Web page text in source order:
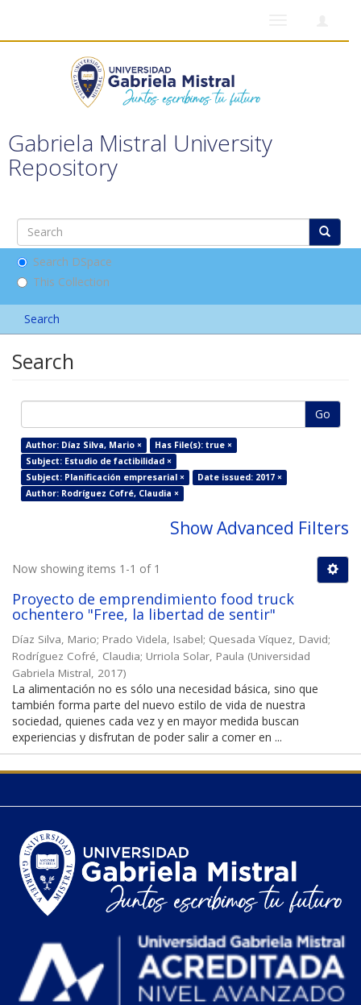
Gabriela Mistral University
Repository
Search DSpace
This Collection
Search
Search
Go
Author: Díaz Silva, Mario ×
Has File(s): true ×
Subject: Estudio de factibilidad ×
Subject: Planificación empresarial ×
Date issued: 2017 ×
Author: Rodríguez Cofré, Claudia ×
Show Advanced Filters
Now showing items 1-1 of 1
Proyecto de emprendimiento food truck
ochentero "Free, la libertad de sentir"
Díaz Silva, Mario; Prado Videla, Isabel; Quesada Víquez, David;
Rodríguez Cofré, Claudia; Urriola Solar, Paula (Universidad
Gabriela Mistral, 2017)
La alimentación no es sólo una necesidad básica, sino que
también forma parte del nuevo estilo de vida de nuestra
sociedad, quienes cada vez y en mayor medida buscan
experiencias y disfrutan de poder salir a comer en ...